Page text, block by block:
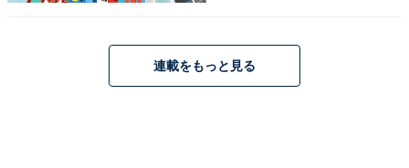
連載をもっと見る